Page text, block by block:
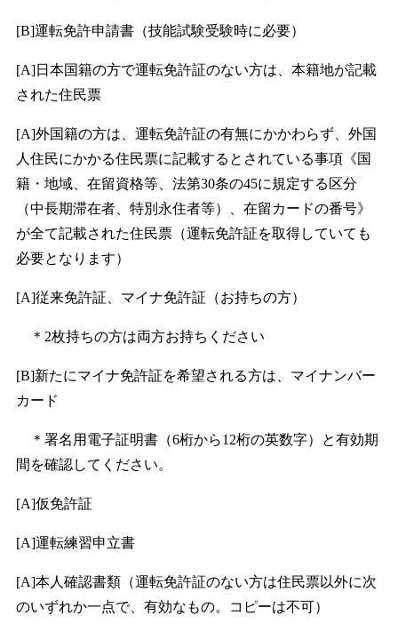
[B]運転免許申請書（技能試験受験時に必要）
[A]日本国籍の方で運転免許証のない方は、本籍地が記載
された住民票
[A]外国籍の方は、運転免許証の有無にかかわらず、外国
人住民にかかる住民票に記載するとされている事項《国
籍・地域、在留資格等、法第30条の45に規定する区分
（中長期滞在者、特別永住者等）、在留カードの番号》
が全て記載された住民票（運転免許証を取得していても
必要となります）
[A]従来免許証、マイナ免許証（お持ちの方）
＊2枚持ちの方は両方お持ちください
[B]新たにマイナ免許証を希望される方は、マイナンバー
カード
＊署名用電子証明書（6桁から12桁の英数字）と有効期
間を確認してください。
[A]仮免許証
[A]運転練習申立書
[A]本人確認書類（運転免許証のない方は住民票以外に次
のいずれか一点で、有効なもの。コピーは不可）